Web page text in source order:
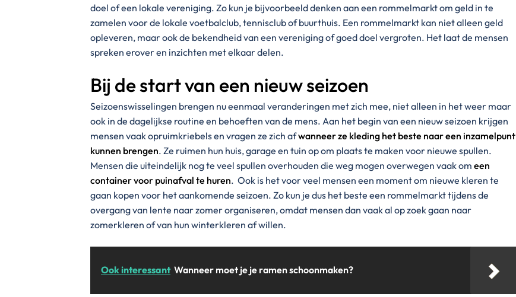
doel of een lokale vereniging. Zo kun je bijvoorbeeld denken aan een rommelmarkt om geld in te
zamelen voor de lokale voetbalclub, tennisclub of buurthuis. Een rommelmarkt kan niet alleen geld
opleveren, maar ook de bekendheid van een vereniging of goed doel vergroten. Het laat de mensen
spreken erover en inzichten met elkaar delen.
Bij de start van een nieuw seizoen
Seizoenswisselingen brengen nu eenmaal veranderingen met zich mee, niet alleen in het weer maar
ook in de dagelijkse routine en behoeften van de mens. Aan het begin van een nieuw seizoen krijgen
mensen vaak opruimkriebels en vragen ze zich afwanneer ze kleding het beste naar een inzamelpunt
kunnen brengen. Ze ruimen hun huis, garage en tuin op om plaats te maken voor nieuwe spullen.
Mensen die uiteindelijk nog te veel spullen overhouden die weg mogen overwegen vaak om een
container voor puinafval te huren. Ook is het voor veel mensen een moment om nieuwe kleren te
gaan kopen voor het aankomende seizoen. Zo kun je dus het beste een rommelmarkt tijdens de
overgang van lente naar zomer organiseren, omdat mensen dan vaak al op zoek gaan naar
zomerkleren of van hun winterkleren af willen.
Ook interessant Wanneer moet je je ramen schoonmaken?